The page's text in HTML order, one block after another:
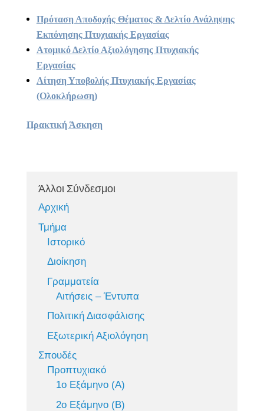
Πρόταση Αποδοχής Θέματος & Δελτίο Ανάληψης
Εκπόνησης Πτυχιακής Εργασίας
Ατομικό Δελτίο Αξιολόγησης Πτυχιακής
Εργασίας
Αίτηση Υποβολής Πτυχιακής Εργασίας
(Ολοκλήρωση)
Πρακτική Άσκηση
Άλλοι Σύνδεσμοι
Αρχική
Τμήμα
Ιστορικό
Διοίκηση
Γραμματεία
Αιτήσεις – Έντυπα
Πολιτική Διασφάλισης
Εξωτερική Αξιολόγηση
Σπουδές
Προπτυχιακό
1ο Εξάμηνο (Α)
2ο Εξάμηνο (Β)